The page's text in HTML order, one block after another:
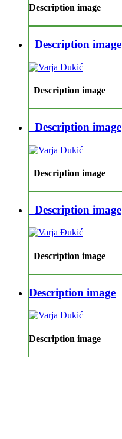
Description image
Description image
Description image
Description image
Description image
Description image
Description image
Description image
Description image